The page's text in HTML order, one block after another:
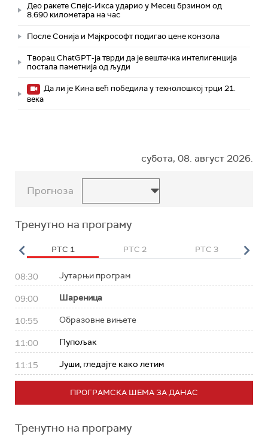
Део ракете Спејс-Икса ударио у Месец брзином од
8.690 километара на час
После Сонија и Мајкрософт подигао цене конзола
Творац ChatGPT-ја тврди да је вештачка интелигенција
постала паметнија од људи
Да ли је Кина већ победила у технолошкој трци 21.
века
субота, 08. август 2026.
Прогноза
Тренутно на програму
РТС 1 РТС 2 РТС 3
08:30 Јутарњи програм
09:00 Шареница
10:55 Образовне вињете
11:00 Пупољак
11:15 Јуши, гледајте како летим
ПРОГРАМСКА ШЕМА ЗА ДАНАС
Тренутно на програму